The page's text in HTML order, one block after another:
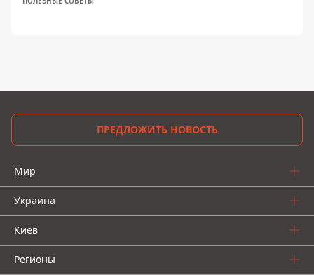
ПРЕДЛОЖИТЬ НОВОСТЬ
Мир
Украина
Киев
Регионы